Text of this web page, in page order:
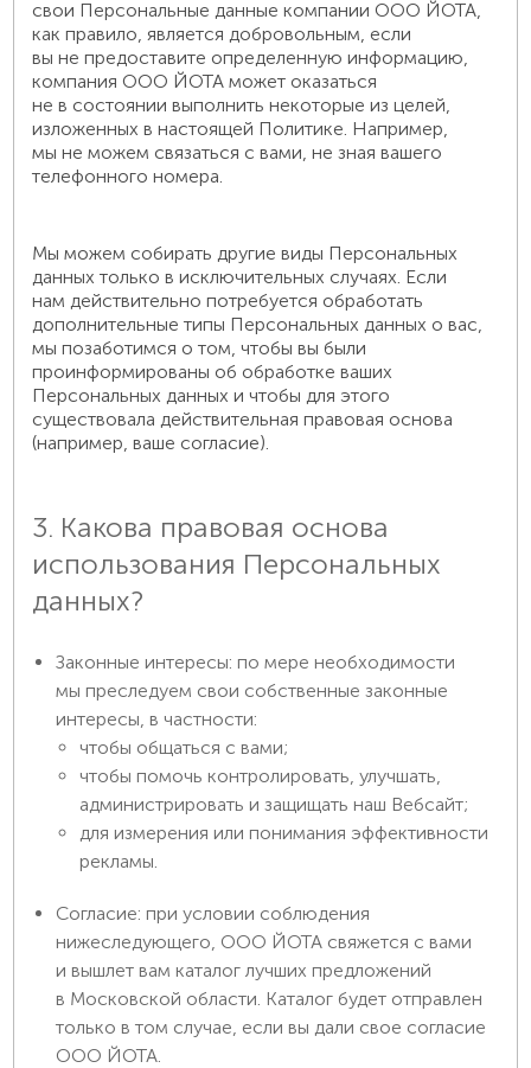
свои Персональные данные компании ООО ЙОТА,
как правило, является добровольным, если
вы не предоставите определенную информацию,
компания ООО ЙОТА может оказаться
не в состоянии выполнить некоторые из целей,
изложенных в настоящей Политике. Например,
мы не можем связаться с вами, не зная вашего
телефонного номера.
Мы можем собирать другие виды Персональных
данных только в исключительных случаях. Если
нам действительно потребуется обработать
дополнительные типы Персональных данных о вас,
мы позаботимся о том, чтобы вы были
проинформированы об обработке ваших
Персональных данных и чтобы для этого
существовала действительная правовая основа
(например, ваше согласие).
3. Какова правовая основа
использования Персональных
данных?
Законные интересы: по мере необходимости
мы преследуем свои собственные законные
интересы, в частности:
чтобы общаться с вами;
чтобы помочь контролировать, улучшать,
администрировать и защищать наш Вебсайт;
для измерения или понимания эффективности
рекламы.
Согласие: при условии соблюдения
нижеследующего, ООО ЙОТА свяжется с вами
и вышлет вам каталог лучших предложений
в Московской области. Каталог будет отправлен
только в том случае, если вы дали свое согласие
ООО ЙОТА.